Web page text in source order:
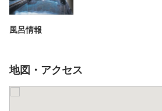
風呂情報
地図・アクセス